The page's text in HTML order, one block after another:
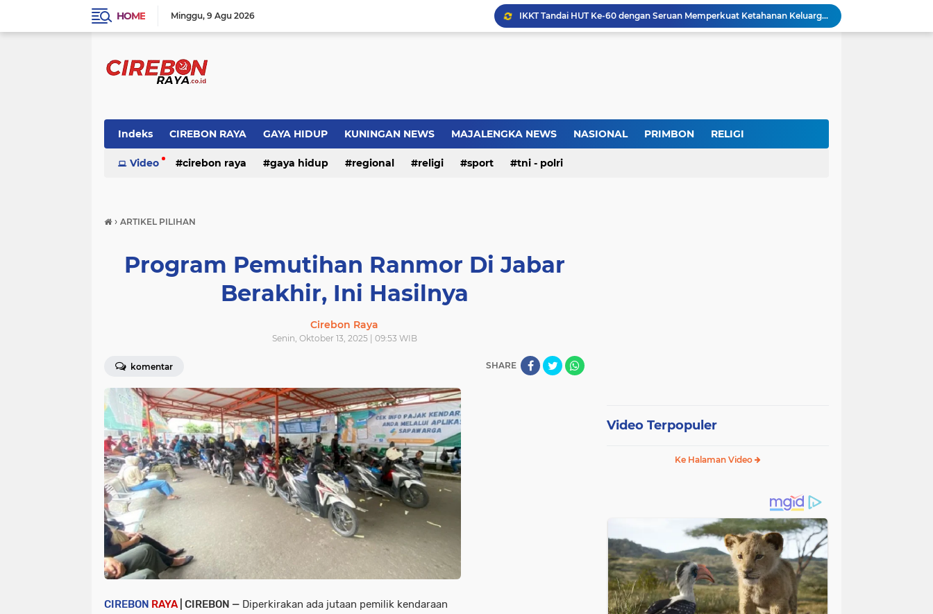
HOME Minggu 9 Agu 2026 IKKT Tandai HUT Ke-60 dengan Seruan Memperkuat Ketahanan Keluarga TNI
Warga Somogede Bersatu Selamatkan Generasi Muda
Dr. KH. AM Mustain Nasoha Kupas Ilmu Muroqobah dan Ma'rifatullah dalam Kajian Kitab Ihya' Ulumuddin
Jokowi Nilai GBRAN Punya Potensi Jadi Organisasi yang Kuat
Indonesia Labour Ministry, Indo Rama Support Five Small Businesses in West Java
Indeks CIREBON RAYA GAYA HIDUP KUNINGAN NEWS MAJALENGKA NEWS NASIONAL PRIMBON RELIGI
Video cirebon raya gaya hidup regional religi sport tni - polri
› ARTIKEL PILIHAN
Program Pemutihan Ranmor Di Jabar
Berakhir, Ini Hasilnya
Cirebon Raya
Senin, Oktober 13, 2025 | 09:53 WIB
komentar SHARE
CIREBON RAYA| CIREBON — Diperkirakan ada jutaan pemilik kendaraan
Video Terpopuler
Ke Halaman Video